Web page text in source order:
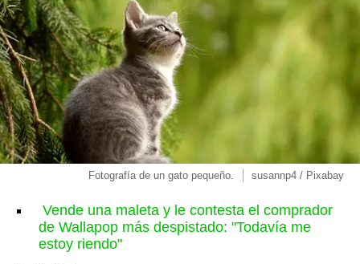
Fotografía de un gato pequeño. susannp4 / Pixabay
Vende una maleta y le contesta el comprador
de Wallapop más despistado: "Todavía me
estoy riendo"